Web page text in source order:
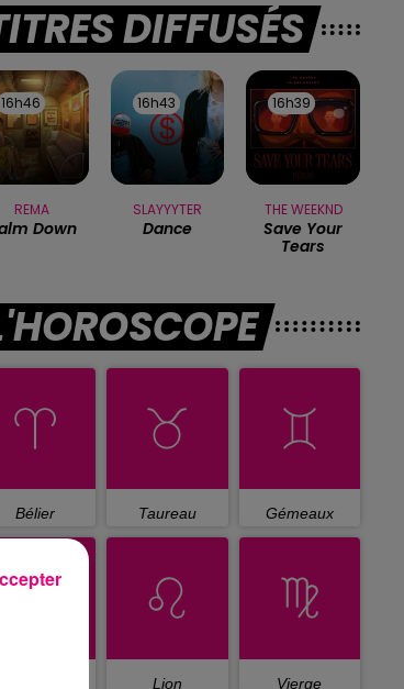
DIFFUSÉS
16h46
16h46
REMA
Down
16h43
16h43
SLAYYYTER
Dance
16h39
16h39
THE WEEKND
Save Your
Tears
Bélier Taureau Gémeaux
Lion Vierge